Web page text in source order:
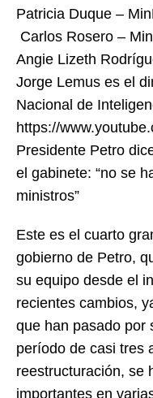
Patricia Duque –
Carlos Rosero –
Angie Lizeth
Jorge Lemus es el
Nacional de
https://
Presidente Petro
el gabinete: “no se
ministros”
Este es el cuarto
gobierno de Petro,
su equipo desde el
recientes cambios,
que han pasado por
período de casi tres
reestructuración, se
importantes en